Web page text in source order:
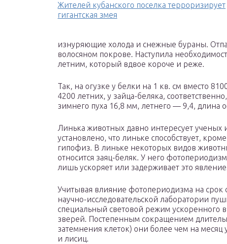
Жителей кубанского поселка терроризирует
гигантская змея
изнуряющие холода и снежные бураны.
волосяном покрове. Наступила
летним, который вдвое короче и реже.
Так, на огузке у белки на 1 кв. см вместо
4200 летних, у зайца-беляка,
зимнего пуха 16,8 мм, летнего — 9,4, длина
Линька животных давно интересует ученых
установлено, что линьке способствует,
гипофиз. В линьке некоторых видов
относится заяц-беляк. У него
лишь ускоряет или задерживает это
Учитывая влияние фотопериодизма на
научно-исследовательской лаборатории
специальный световой режим
зверей. Постепенным сокращением
затемнения клеток) они более чем на
и лисиц.